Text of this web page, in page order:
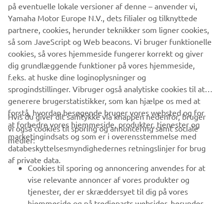
And there's more. Convenience and ease of rigging are
significant advantages of the digital system and the new
models also feature a powerful 50A alternator to deliver
plenty of power in reserve, to satisfy the demands of
today's on-board electronics.
VIRKSOMHED
B2B
MERE YAMAHA
på eventuelle lokale versioner af denne – anvender vi,
Yamaha Motor Europe N.V., dets filialer og tilknyttede
partnere, cookies, herunder teknikker som ligner cookies,
så som JaveScript og Web beacons. Vi bruger funktionelle
cookies, så vores hjemmeside fungerer korrekt og giver
dig grundlæggende funktioner på vores hjemmeside,
f.eks. at huske dine loginoplysninger og
sprogindstillinger. Vibruger også analytiske cookies til at
generere brugerstatistikker, som kan hjælpe os med at
forstå, hvordan besøgende bruger vores websted og for
at forbedre vores hjemmeside, produkter, tjenester og
marketingindsats og som er i overensstemmelse med
databeskyttelsesmyndighedernes retningslinjer for brug
af private data.
Hvis du giver dit samtykke via knappen nedenfor, bruger
vi også cookies til sporing og annoncering samt sociale
medier:
Cookies til sporing og annoncering anvendes for at
vise relevante annoncer af vores produkter og
tjenester, der er skræddersyet til dig på vores